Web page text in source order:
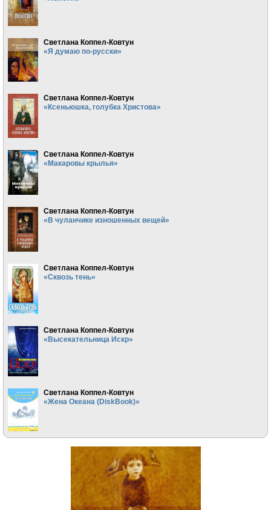
Светлана Коппел-Ковтун
«Я думаю по-русски»
Светлана Коппел-Ковтун
«Ксеньюшка, голубка Христова»
Светлана Коппел-Ковтун
«Макаровы крылья»
Светлана Коппел-Ковтун
«В чуланчике изношенных вещей»
Светлана Коппел-Ковтун
«Сквозь тень»
Светлана Коппел-Ковтун
«Высекательница Искр»
Светлана Коппел-Ковтун
«Жена Океана (DiskBook)»